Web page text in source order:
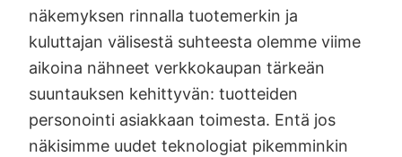
näkemyksen rinnalla tuotemerkin ja
kuluttajan välisestä suhteesta olemme viime
aikoina nähneet verkkokaupan tärkeän
suuntauksen kehittyvän: tuotteiden
personointi asiakkaan toimesta. Entä jos
näkisimme uudet teknologiat pikemminkin